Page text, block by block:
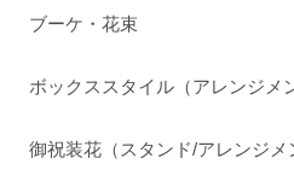
ブーケ・花束
ボックススタイル（アレンジメ
御祝装花（スタンド/アレンジメ